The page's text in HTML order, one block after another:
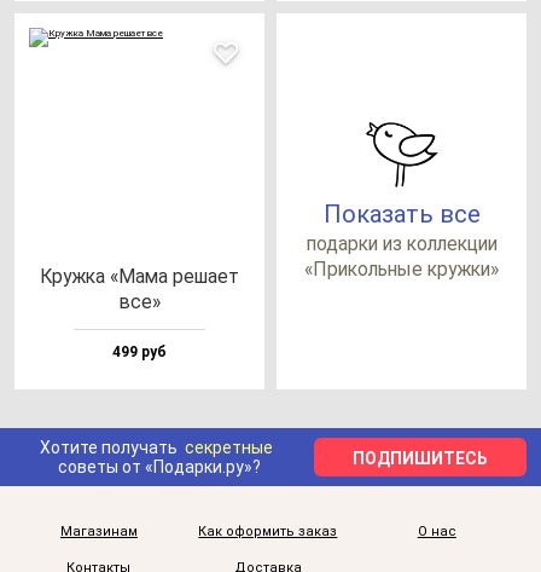
Круж­ка «Мама ре­ша­ет
все»
499 руб
Показать все
по­дар­ки из кол­лек­ции
«При­коль­ные круж­ки»
Хотите получать секретные
советы от «Подарки.ру»?
ПОДПИШИТЕСЬ
Магазинам Как оформить заказ О нас
Контакты Доставка